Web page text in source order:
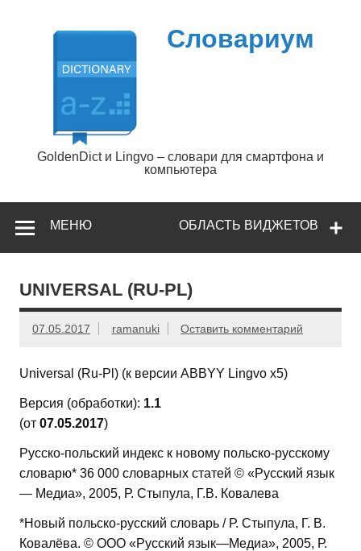
содержимому
Словариум
GoldenDict и Lingvo – словари для смартфона и
компьютера
ОБЛАСТЬ ВИДЖЕТОВ
МЕНЮ
UNIVERSAL (RU-PL)
07.05.2017 ramanuki Оставить комментарий
Universal (Ru-Pl) (к версии ABBYY Lingvo x5)
Версия (обработки): 1.1
(от 07.05.2017)
Русско-польский индекс к новому польско-русскому
словарю* 36 000 словарных статей © «Русский язык
— Медиа», 2005, Р. Стыпула, Г.В. Ковалева
*Новый польско-русский словарь / Р. Стыпула, Г. В.
Ковалёва. © ООО «Русский язык—Медиа», 2005, Р.